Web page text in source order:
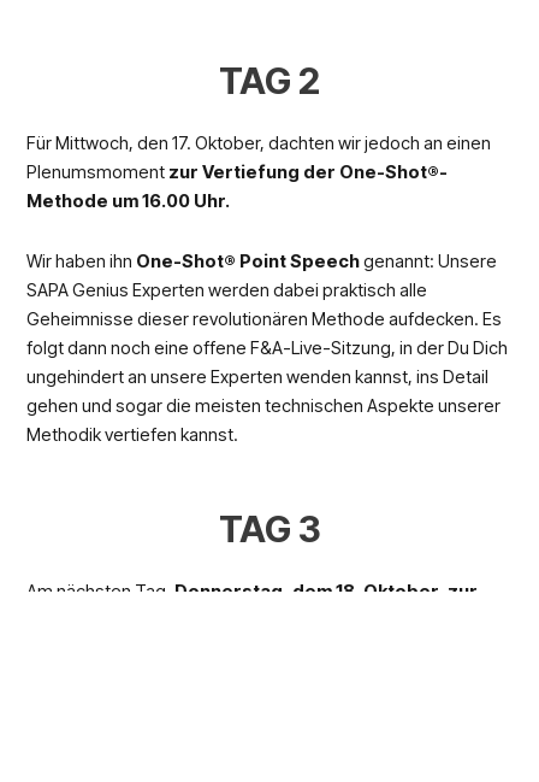
TAG 2
Für Mittwoch, den 17. Oktober, dachten wir jedoch an einen
Plenumsmoment zur Vertiefung der One-Shot®-
Methode um 16.00 Uhr.
Wir haben ihn One-Shot® Point Speechgenannt: Unsere
SAPA Genius Experten werden dabei praktisch alle
Geheimnisse dieser revolutionären Methode aufdecken. Es
folgt dann noch eine offene F&A-Live-Sitzung, in der Du Dich
ungehindert an unsere Experten wenden kannst, ins Detail
gehen und sogar die meisten technischen Aspekte unserer
Methodik vertiefen kannst.
TAG 3
Am nächsten Tag, Donnerstag, dem 18. Oktober, zur